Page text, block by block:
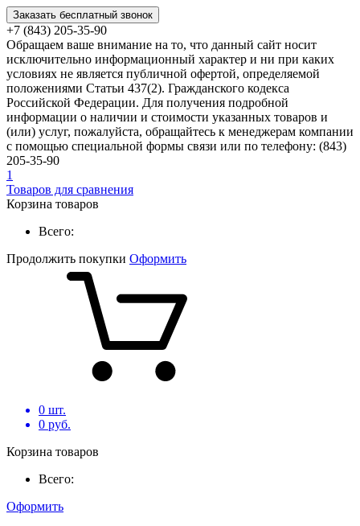
Заказать бесплатный звонок
+7 (843) 205-35-90
Обращаем ваше внимание на то, что данный сайт носит
исключительно информационный характер и ни при каких
условиях не является публичной офертой, определяемой
положениями Статьи 437(2). Гражданского кодекса
Российской Федерации. Для получения подробной
информации о наличии и стоимости указанных товаров и
(или) услуг, пожалуйста, обращайтесь к менеджерам компании
с помощью специальной формы связи или по телефону: (843)
205-35-90
1
Товаров для сравнения
Корзина товаров
Всего:
Продолжить покупки Оформить
0 шт.
0 руб.
Корзина товаров
Всего:
Оформить